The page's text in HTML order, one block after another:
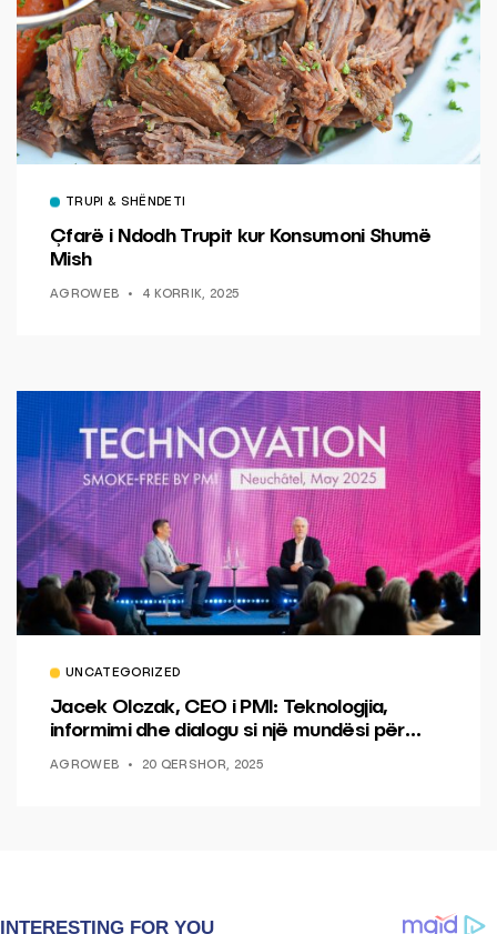
TRUPI & SHËNDETI
Çfarë i Ndodh Trupit kur Konsumoni Shumë
Mish
AGROWEB 4 KORRIK, 2025
UNCATEGORIZED
Jacek Olczak, CEO i PMI: Teknologjia,
informimi dhe dialogu si një mundësi për
AGROWEB 20 QERSHOR, 2025